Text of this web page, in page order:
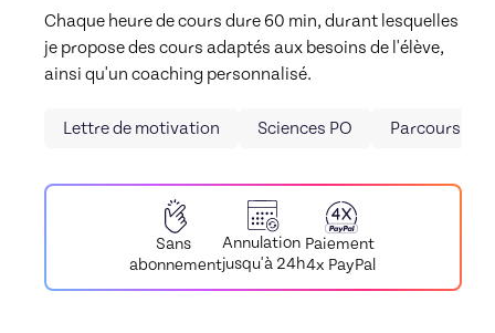
Chaque heure de cours dure 60 min, durant lesquelles
je propose des cours adaptés aux besoins de l'élève,
ainsi qu'un coaching personnalisé.
Lettre de motivation Sciences PO Parcoursup
Sans
abonnement
Annulation
jusqu'à 24h
Paiement
4x PayPal